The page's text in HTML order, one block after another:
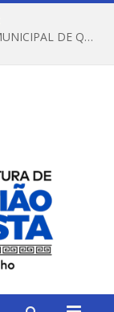
REGULAMENTO DO X CONCURSO INTERMUNICIPAL DE QUADRILHAS JUNINAS – 2026 – ARRAIÁ DA VENEZA